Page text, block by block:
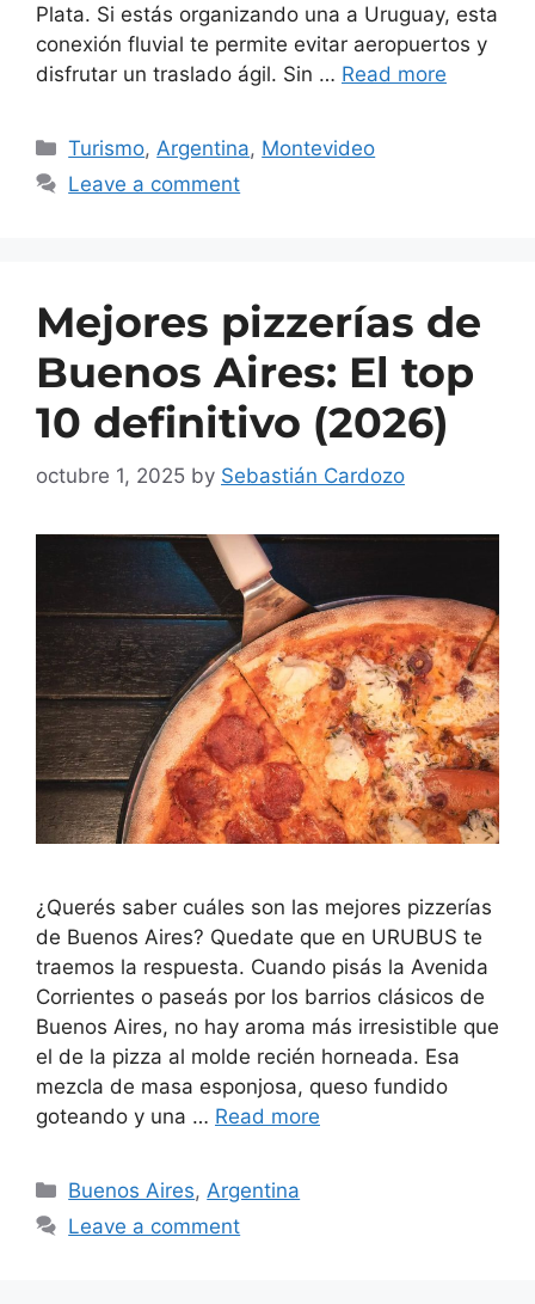
Plata. Si estás organizando una a Uruguay, esta
conexión fluvial te permite evitar aeropuertos y
disfrutar un traslado ágil. Sin … Read more
Turismo, Argentina, Montevideo
Leave a comment
Mejores pizzerías de
Buenos Aires: El top
10 definitivo (2026)
octubre 1, 2025 by Sebastián Cardozo
¿Querés saber cuáles son las mejores pizzerías
de Buenos Aires? Quedate que en URUBUS te
traemos la respuesta. Cuando pisás la Avenida
Corrientes o paseás por los barrios clásicos de
Buenos Aires, no hay aroma más irresistible que
el de la pizza al molde recién horneada. Esa
mezcla de masa esponjosa, queso fundido
goteando y una … Read more
Buenos Aires, Argentina
Leave a comment